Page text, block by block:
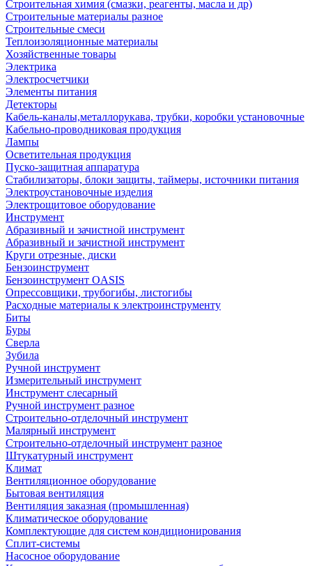
Строительная химия (смазки, реагенты, масла и др)
Строительные материалы разное
Строительные смеси
Теплоизоляционные материалы
Хозяйственные товары
Электрика
Электросчетчики
Элементы питания
Детекторы
Кабель-каналы,металлорукава, трубки, коробки установочные
Кабельно-проводниковая продукция
Лампы
Осветительная продукция
Пуско-защитная аппаратура
Стабилизаторы, блоки защиты, таймеры, источники питания
Электроустановочные изделия
Электрощитовое оборудование
Инструмент
Абразивный и зачистной инструмент
Абразивный и зачистной инструмент
Круги отрезные, диски
Бензоинструмент
Бензоинструмент OASIS
Опрессовщики, трубогибы, листогибы
Расходные материалы к электроинструменту
Биты
Буры
Сверла
Зубила
Ручной инструмент
Измерительный инструмент
Инструмент слесарный
Ручной инструмент разное
Строительно-отделочный инструмент
Малярный инструмент
Строительно-отделочный инструмент разное
Штукатурный инструмент
Климат
Вентиляционное оборудование
Бытовая вентиляция
Вентиляция заказная (промышленная)
Климатическое оборудование
Комплектующие для систем кондиционирования
Сплит-системы
Насосное оборудование